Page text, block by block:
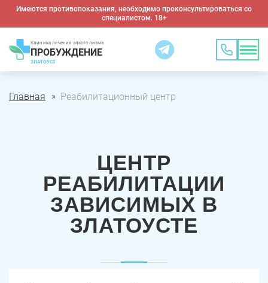
Имеются противопоказания, необходимо проконсультироваться со
специалистом. 18+
Клиника лечения алкоголизма
ПРОБУЖДЕНИЕ
ЗЛАТОУСТ
Главная Реабилитационный центр
ЦЕНТР
РЕАБИЛИТАЦИИ
ЗАВИСИМЫХ В
ЗЛАТОУСТЕ